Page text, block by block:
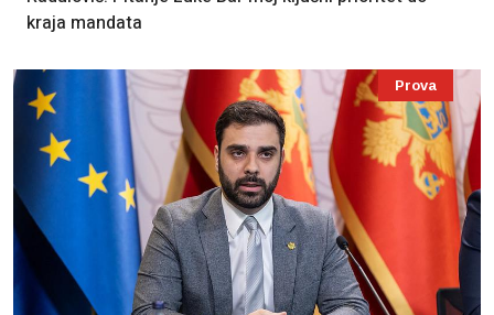
kraja mandata
Prova